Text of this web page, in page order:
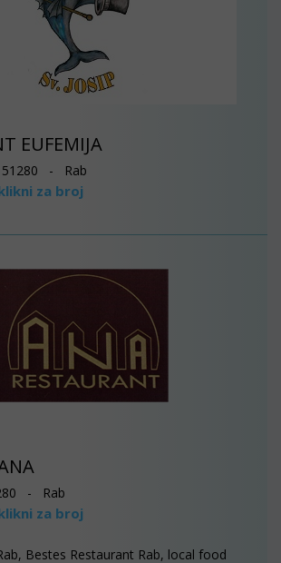
EUFEMIJA
51280 - Rab
za broj
- Rab
za broj
Bestes Restaurant Rab, local food